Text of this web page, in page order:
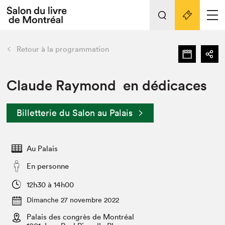
Espace médias
Espace exposant⋅e⋅s
Tout sur l'édition 2022
Actualités
Vidéos et Balados
Club de lecture Braindate
retour Nos activités
Édition 2022
Nous connaître
Projets partenaires 2022
Archives
Liens pratiques
Retour à la programmation
Claude Raymond en dédicaces
Billetterie du Salon au Palais
Au Palais
En personne
12h30 à 14h00
Dimanche 27 novembre 2022
Palais des congrès de Montréal